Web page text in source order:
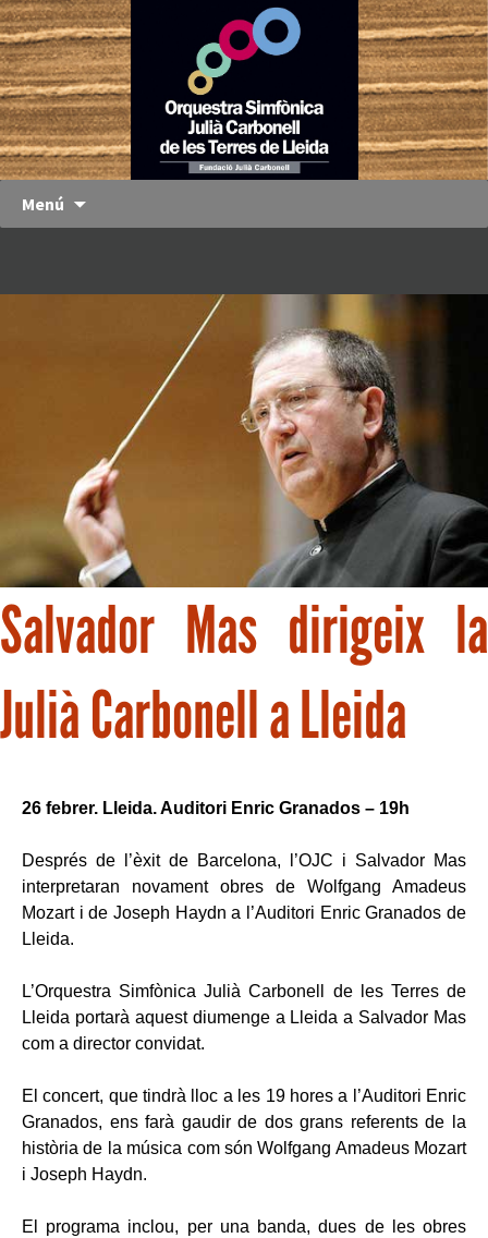
OJC
Orquestra
Simfònica
Julià
Carbonell
de les
Terres de
Lleida
Menú
Salvador Mas dirigeix la
Julià Carbonell a Lleida
26 febrer. Lleida. Auditori Enric Granados – 19h
Després de l’èxit de Barcelona, l’OJC i Salvador Mas
interpretaran novament obres de Wolfgang Amadeus
Mozart i de Joseph Haydn a l’Auditori Enric Granados de
Lleida.
L’Orquestra Simfònica Julià Carbonell de les Terres de
Lleida portarà aquest diumenge a Lleida a Salvador Mas
com a director convidat.
El concert, que tindrà lloc a les 19 hores a l’Auditori Enric
Granados, ens farà gaudir de dos grans referents de la
història de la música com són Wolfgang Amadeus Mozart
i Joseph Haydn.
El programa inclou, per una banda, dues de les obres